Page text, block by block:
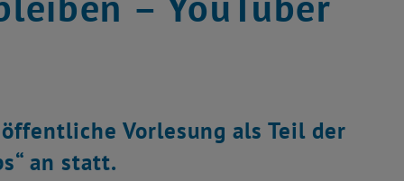
Vorlesung als Teil der
an statt.